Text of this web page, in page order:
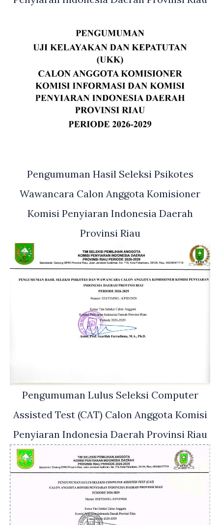
Pengumuman Hasil Seleksi Psikotes
Wawancara Calon Anggota Komisioner
Komisi Penyiaran Indonesia Daerah
Provinsi Riau
Pengumuman Lulus Seleksi Computer
Assisted Test (CAT) Calon Anggota Komisi
Penyiaran Indonesia Daerah Provinsi Riau